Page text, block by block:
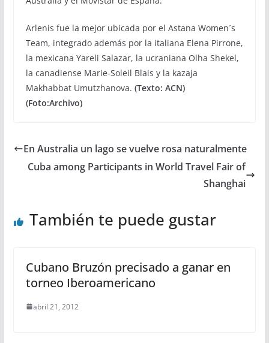
Arlenis fue la mejor ubicada por el Astana Women´s
Team, integrado además por la italiana Elena Pirrone,
la mexicana Yareli Salazar, la ucraniana Olha Shekel,
la canadiense Marie-Soleil Blais y la kazaja
Makhabbat Umutzhanova. (Texto: ACN)
(Foto:Archivo)
En Australia un lago se vuelve rosa naturalmente
Cuba among Participants in World Travel Fair of
Shanghai
También te puede gustar
Cubano Bruzón precisado a ganar en
torneo Iberoamericano
abril 21, 2012